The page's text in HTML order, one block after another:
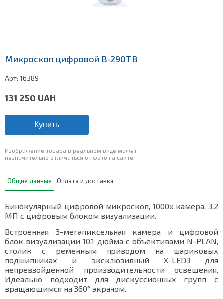
Микроскоп цифровой B-290TB
Арт: 16389
131 250 UAH
Купить
Изображение товара в реальном виде может
незначительно отличаться от фото на сайте
Общие данные Оплата и доставка
Бинокулярный цифровой микроскоп, 1000x камера, 3,2
МП с цифровым блоком визуализации.
Встроенная 3-мегапиксельная камера и цифровой
блок визуализации 10,1 дюйма с объективами N-PLAN,
столик с ременным приводом на шариковых
подшипниках и эксклюзивный X-LED3 для
непревзойденной производительности освещения.
Идеально подходит для дискуссионных групп с
вращающимся на 360° экраном.